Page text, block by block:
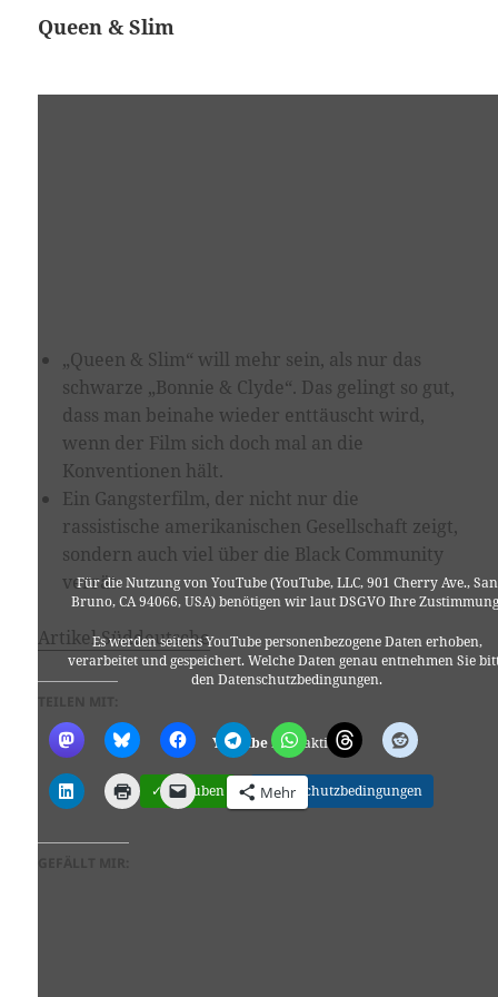
Queen & Slim
Für die Nutzung von YouTube (YouTube, LLC, 901 Cherry Ave., San
Bruno, CA 94066, USA) benötigen wir laut DSGVO Ihre
Es werden seitens YouTube personenbezogene Daten erhoben,
verarbeitet und gespeichert. Welche Daten genau entnehmen Sie
den Datenschutzbedingungen.
Youtubeist deaktiviert.
✓ Erlauben Datenschutzbedingungen
„Queen & Slim“ will mehr sein, als nur das
schwarze „Bonnie & Clyde“. Das gelingt so gut,
dass man beinahe wieder enttäuscht wird,
wenn der Film sich doch mal an die
Konventionen hält.
Ein Gangsterfilm, der nicht nur die
rassistische amerikanischen Gesellschaft zeigt,
sondern auch viel über die Black Community
verrät.
Artikel Süddeutsche
Mehr